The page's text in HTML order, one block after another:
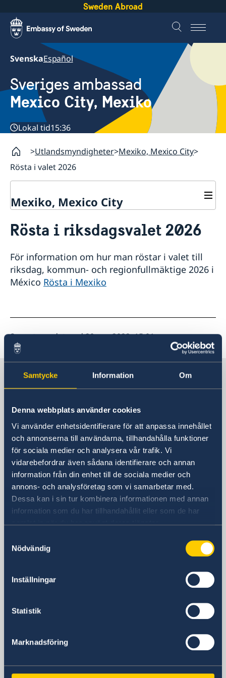
Samtycke Information Om
Denna webbplats använder cookies
Vi använder enhetsidentifierare för att anpassa innehållet
och annonserna till användarna, tillhandahålla funktioner
för sociala medier och analysera vår trafik. Vi
vidarebefordrar även sådana identifierare och annan
information från din enhet till de sociala medier och
annons- och analysföretag som vi samarbetar med.
Dessa kan i sin tur kombinera informationen med annan
information som du har tillhandahållit eller som de har
samlat in när du har använt deras tjänster.
Nödvändig
Inställningar
Statistik
Marknadsföring
Sweden Abroad
SvenskaEspañol
Sveriges ambassad
Mexico City, Mexiko
Lokal tid15:36
Utlandsmyndigheter Mexiko, Mexico City
Rösta i valet 2026
Mexiko, Mexico City
Kontakt
Personal
Business Sweden
Så stöttar vi svenska företag
Anmäl handelshinder
Rösta i riksdagsvalet 2026
För information om hur man röstar i valet till
riksdag, kommun- och regionfullmäktige 2026 i
México Rösta i Mexiko
Senast uppdaterad 20 apr. 2022, 15.01
Sverige i Mexiko, Mexico City
Sveriges ambassad
Besöksadress
Paseo de las Palmas 1225
Col. Lomas de Chapultepec
Postadress
Embajada de Suecia
Paseo de las Palmas 1225
Col. Lomas de Chapultepec
Telefonnummer
+52 55 91 78 50 10
Allmänna frågor:
Migrationsfrågor:
ambassaden.bogota-migration@gov.se
Svenska konsulat
Cancún